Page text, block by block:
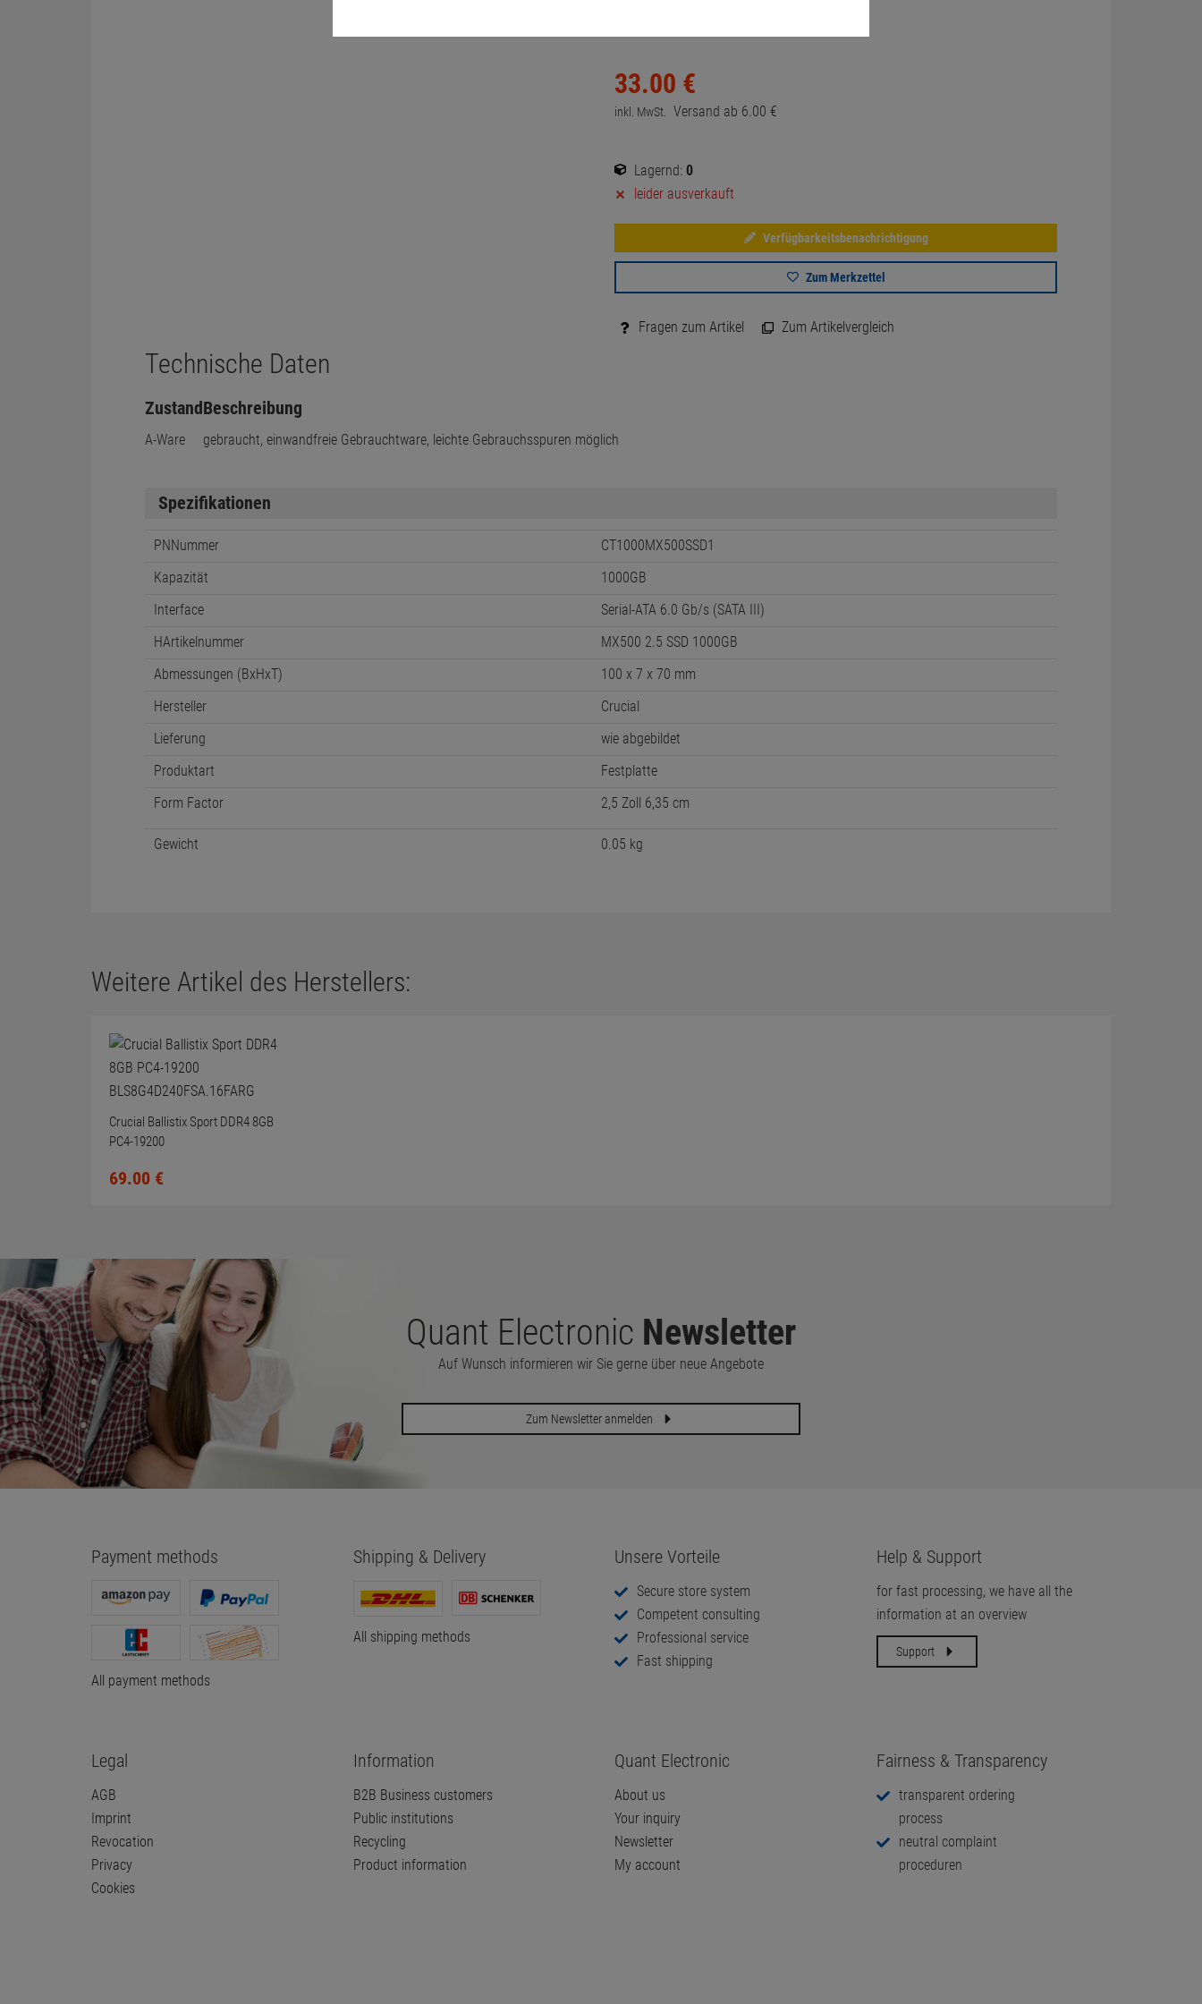
33.00 €
inkl. MwSt. Versand ab 6.00 €
Lagernd: 0
leider ausverkauft
Verfügbarkeitsbenachrichtigung
Zum Merkzettel
Fragen zum Artikel Zum Artikelvergleich
Technische Daten
Zustand
A-Ware
Beschreibung
gebraucht, einwandfreie Gebrauchtware, leichte Gebrauchsspuren möglich
Spezifikationen
PNNummer
CT1000MX500SSD1
Kapazität
1000GB
Interface
Serial-ATA 6.0 Gb/s (SATA III)
HArtikelnummer
MX500 2.5 SSD 1000GB
Abmessungen (BxHxT)
100 x 7 x 70 mm
Hersteller
Crucial
Lieferung
wie abgebildet
Produktart
Festplatte
Form Factor
2,5 Zoll 6,35 cm
Gewicht 0.05 kg
Weitere Artikel des Herstellers:
Crucial Ballistix Sport DDR4 8GB
PC4-19200
69.00 €
Quant Electronic Newsletter
Auf Wunsch informieren wir Sie gerne über neue Angebote
Zum Newsletter anmelden
Payment methods
All payment methods
Shipping & Delivery
All shipping methods
Unsere Vorteile
Secure store system
Competent consulting
Professional service
Fast shipping
Help & Support
for fast processing, we have all the
information at an overview
Support
Legal
AGB
Imprint
Revocation
Privacy
Cookies
Information
B2B Business customers
Public institutions
Recycling
Product information
Quant Electronic
About us
Your inquiry
Newsletter
My account
Fairness & Transparency
transparent ordering
process
neutral complaint
proceduren